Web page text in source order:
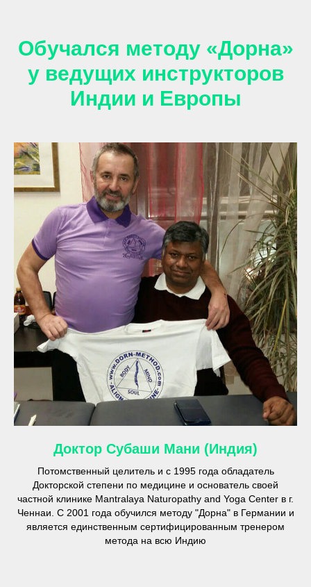
Обучался методу «Дорна»
у ведущих инструкторов
Индии и Европы
Доктор Субаши Мани (Индия)
Потомственный целитель и с 1995 года обладатель
Докторской степени по медицине и основатель своей
частной клинике Mantralaya Naturopathy and Yoga Center в г.
Ченнаи. С 2001 года обучился методу "Дорна" в Германии и
является единственным сертифицированным тренером
метода на всю Индию